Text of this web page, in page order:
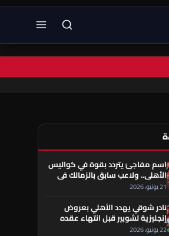
اسم مفاجئ يتردد بقوة في كواليس
الأهلي.. ولاعب سابق بالزمالك في
قلب الحكاية!
21 يونيو، 2026
نادر شوقي يهدد الأهلي بعروض
إنجليزية لشوبير قبل انتهاء عقده
22 يونيو، 2026